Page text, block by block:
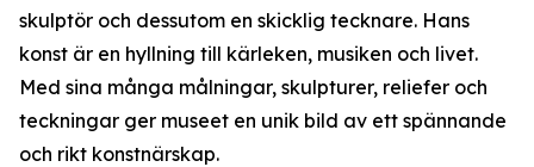
skulptör och dessutom en skicklig tecknare. Hans
konst är en hyllning till kärleken, musiken och livet.
Med sina många målningar, skulpturer, reliefer och
teckningar ger museet en unik bild av ett spännande
och rikt konstnärskap.